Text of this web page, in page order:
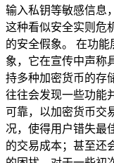
输入私钥等敏感信息
这种看似安全实则危
的安全假象。 在功能
象，它在宣传中声称
持多种加密货币的存
往往会发现一些功能
可靠，以加密货币交
况，使得用户错失最
的交易成本；甚至还